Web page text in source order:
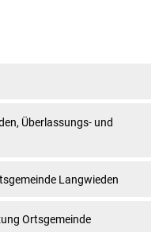
Überlassungs- und
Langwieden
Ortsgemeinde